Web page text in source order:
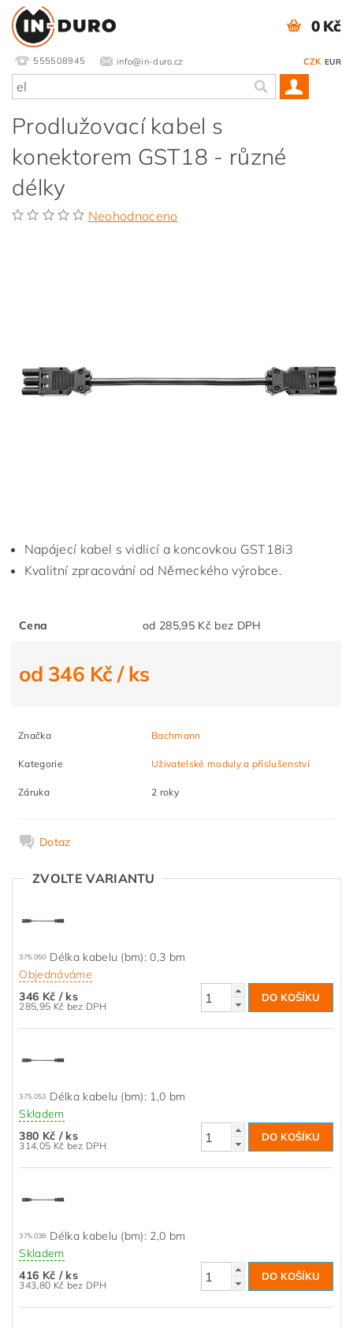
555508945 info@in-duro.cz CZK EUR
0 Kč
Prodlužovací kabel s
konektorem GST18 - různé
délky
Neohodnoceno
Napájecí kabel s vidlicí a koncovkou GST18i3
Kvalitní zpracování od Německého výrobce.
Cena od 285,95 Kč bez DPH
od 346 Kč/ ks
Značka Bachmann
Kategorie Uživatelské moduly a příslušenství
Záruka 2 roky
Dotaz
ZVOLTE VARIANTU
375.050 Délka kabelu (bm): 0,3 bm
Objednáváme
346 Kč / ks
285,95 Kč bez DPH
375.053 Délka kabelu (bm): 1,0 bm
Skladem
380 Kč / ks
314,05 Kč bez DPH
375.038 Délka kabelu (bm): 2,0 bm
Skladem
416 Kč / ks
343,80 Kč bez DPH